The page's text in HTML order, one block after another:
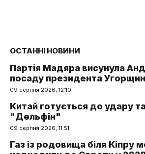
ОСТАННІ НОВИНИ
Партія Мадяра висунула
посаду президента
09 серпня 2026, 12:10
Китай готується до удару
"Дельфін"
09 серпня 2026, 11:51
Газ із родовища біля Кіпру